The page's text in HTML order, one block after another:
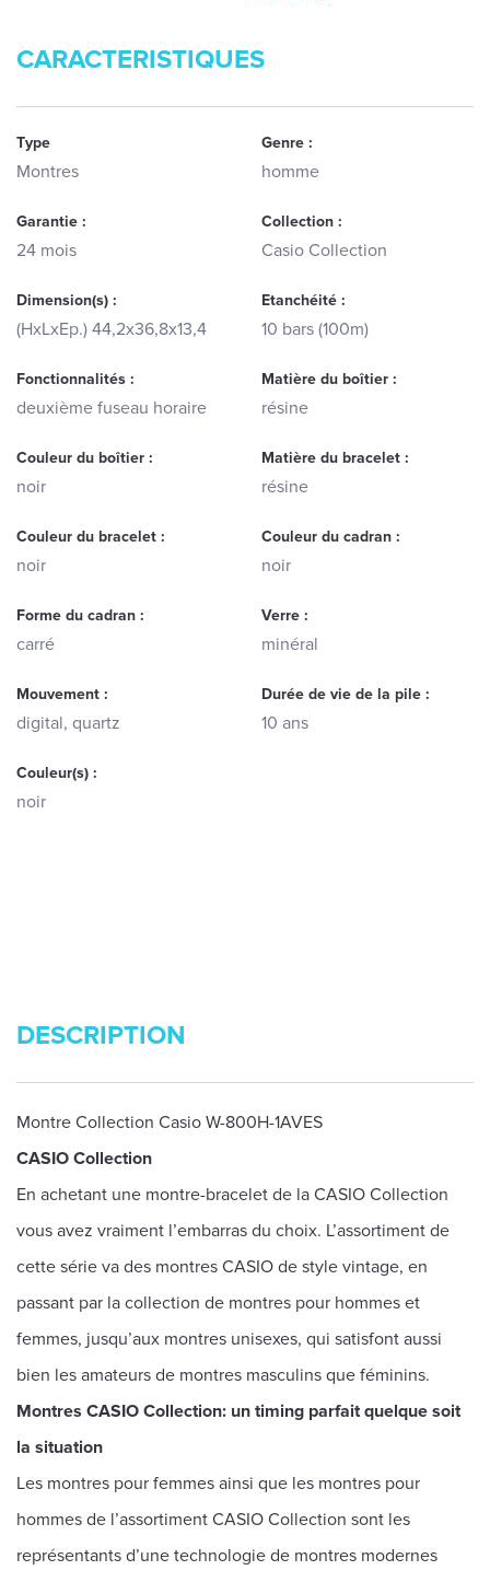
CARACTERISTIQUES
Type
Montres
Genre :
homme
Garantie :
24 mois
Collection :
Casio Collection
Dimension(s) :
(HxLxEp.) 44,2x36,8x13,4
Etanchéité :
10 bars (100m)
Fonctionnalités :
deuxième fuseau horaire
Matière du boîtier :
résine
Couleur du boîtier :
noir
Matière du bracelet :
résine
Couleur du bracelet :
noir
Couleur du cadran :
noir
Forme du cadran :
carré
Verre :
minéral
Mouvement :
digital, quartz
Durée de vie de la pile :
10 ans
Couleur(s) :
noir
DESCRIPTION
Montre Collection Casio W-800H-1AVES
CASIO Collection
En achetant une montre-bracelet de la CASIO Collection
vous avez vraiment l’embarras du choix. L’assortiment de
cette série va des montres CASIO de style vintage, en
passant par la collection de montres pour hommes et
femmes, jusqu’aux montres unisexes, qui satisfont aussi
bien les amateurs de montres masculins que féminins.
Montres CASIO Collection: un timing parfait quelque soit
la situation
Les montres pour femmes ainsi que les montres pour
hommes de l’assortiment CASIO Collection sont les
représentants d’une technologie de montres modernes